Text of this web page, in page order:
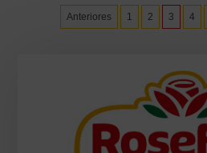
Anteriores 1 2 3 4